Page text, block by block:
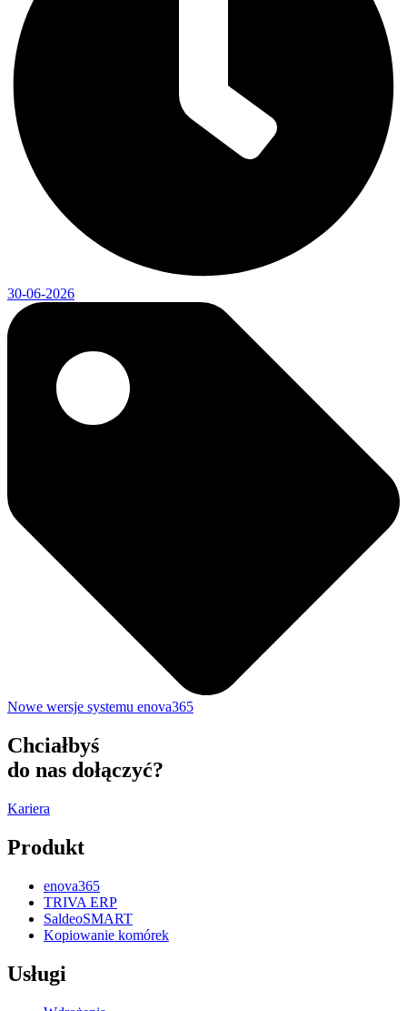
30-06-2026
Nowe wersje systemu enova365
Chciałbyś
do nas dołączyć?
Kariera
Produkt
enova365
TRIVA ERP
SaldeoSMART
Kopiowanie komórek
Usługi